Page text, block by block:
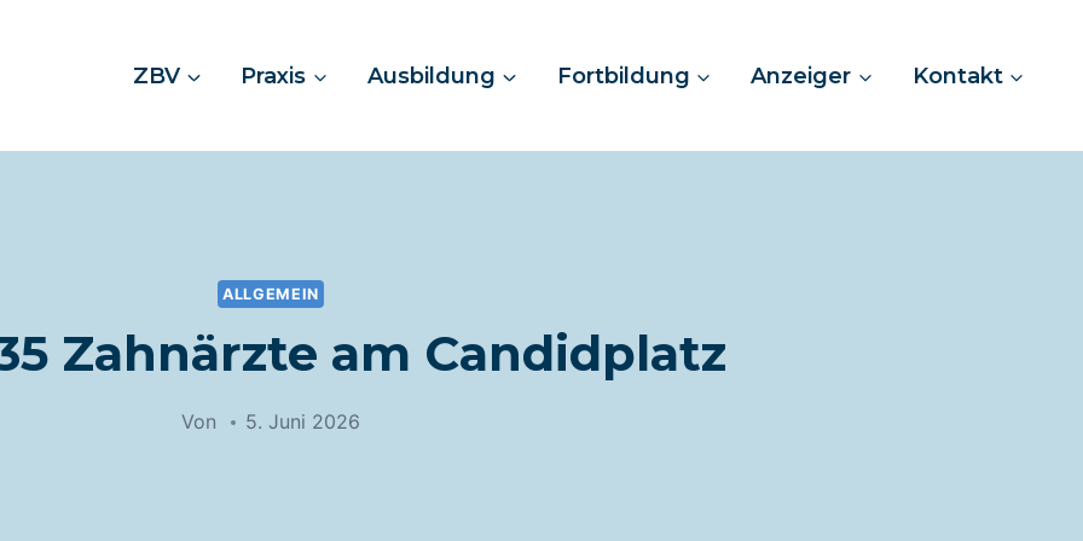
ZBV Praxis Ausbildung Fortbildung Anzeiger Kontakt
ALLGEMEIN
Zahnärzte am Candidplatz
Von 5. Juni 2026